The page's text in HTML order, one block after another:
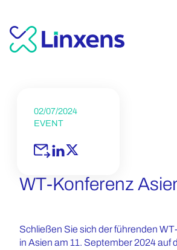
02/07/2024
EVENT
WT-Konferenz
Schließen Sie sich der führenden
in Asien am 11. September 2024 auf